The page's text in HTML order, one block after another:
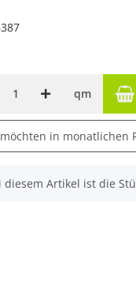
qm
in monatlichen
diesem Artikel ist die